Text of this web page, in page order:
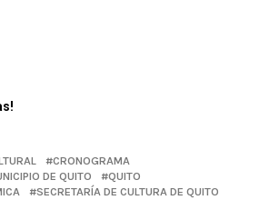
CRONOGRAMA
DE QUITO
QUITO
SECRETARÍA DE CULTURA DE QUITO